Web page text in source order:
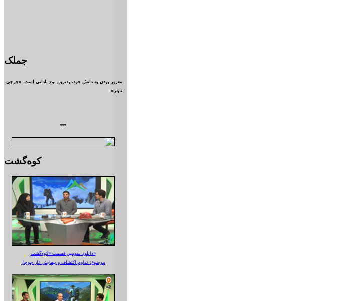
جملک
مغرور بودن به دانش خود، بدترين نوع ناداني است. «جرجي
تايلر»
***
کوه‌گشت
دانلود سومین قسمت «کوه‌گشت»
موضوع: تداوم اکتشاف و پیمایش غار جوجار